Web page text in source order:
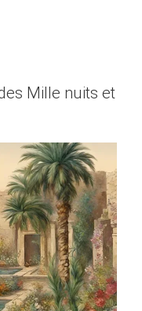
Mille nuits et